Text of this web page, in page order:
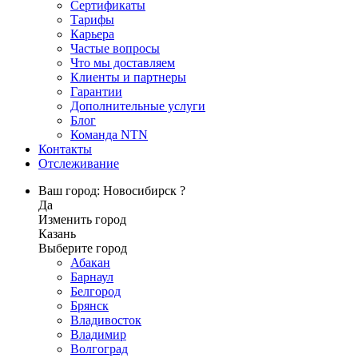
Сертификаты
Тарифы
Карьера
Частые вопросы
Что мы доставляем
Клиенты и партнеры
Гарантии
Дополнительные услуги
Блог
Команда NTN
Контакты
Отслеживание
Ваш город: Новосибирск ?
Да
Изменить город
Казань
Выберите город
Абакан
Барнаул
Белгород
Брянск
Владивосток
Владимир
Волгоград